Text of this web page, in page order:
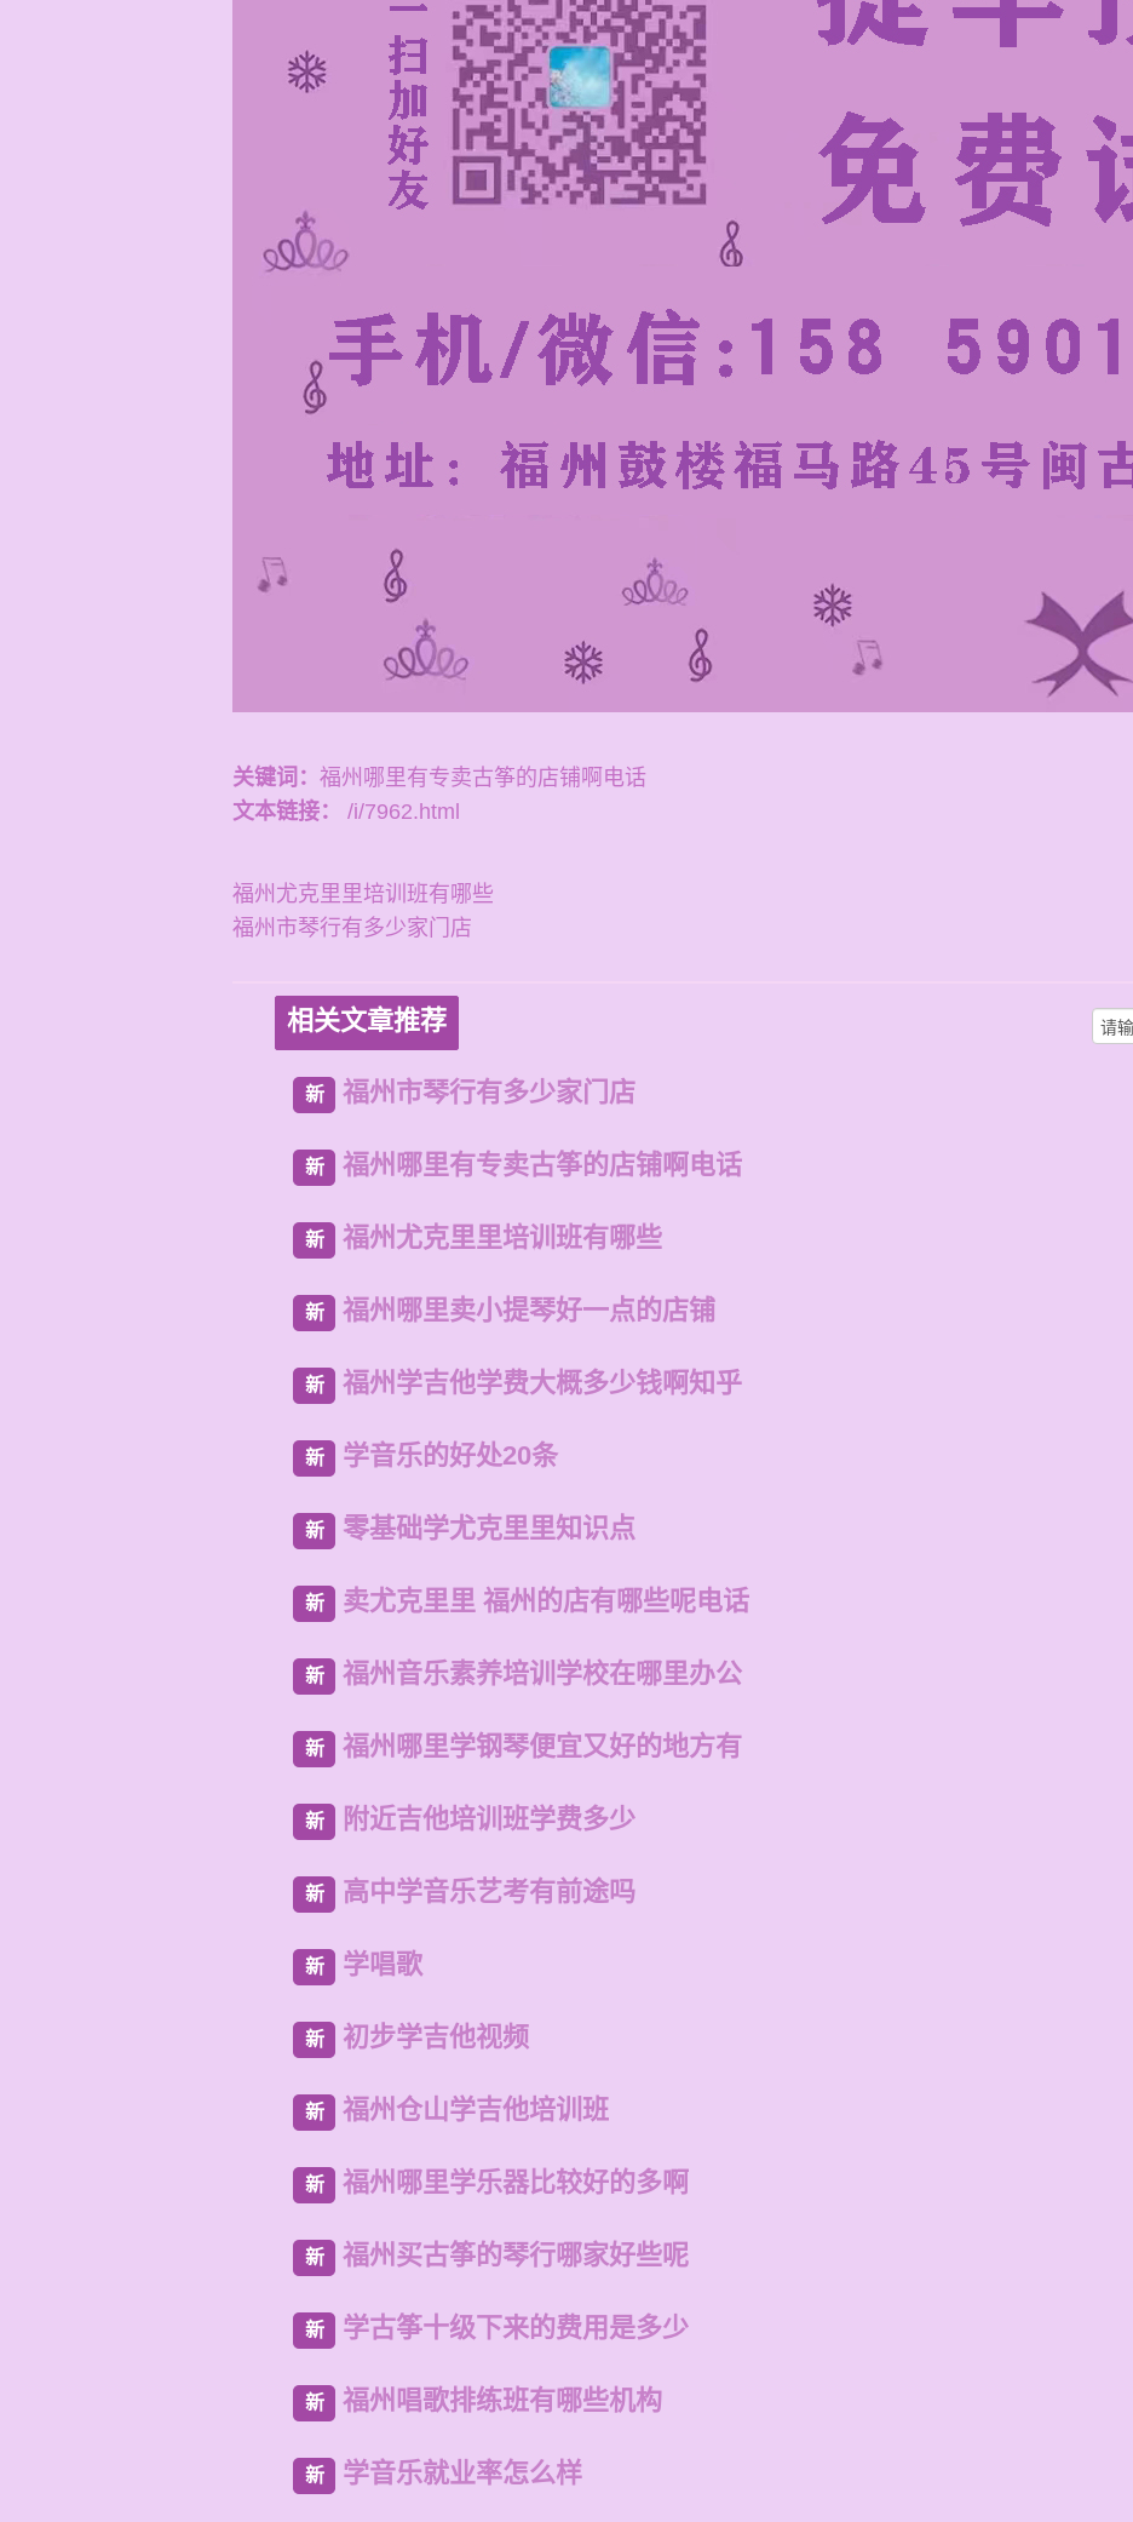
关键词： 福州哪里有专卖古筝的店铺啊电话
文本链接：
/i/7962.html
福州尤克里里培训班有哪些
福州市琴行有多少家门店
相关文章推荐
新 福州市琴行有多少家门店
新 福州哪里有专卖古筝的店铺啊电话
新 福州尤克里里培训班有哪些
新 福州哪里卖小提琴好一点的店铺
新 福州学吉他学费大概多少钱啊知乎
新 学音乐的好处20条
新 零基础学尤克里里知识点
新 卖尤克里里 福州的店有哪些呢电话
新 福州音乐素养培训学校在哪里办公
新 福州哪里学钢琴便宜又好的地方有
新 附近吉他培训班学费多少
新 高中学音乐艺考有前途吗
新 学唱歌
新 初步学吉他视频
新 福州仓山学吉他培训班
新 福州哪里学乐器比较好的多啊
新 福州买古筝的琴行哪家好些呢
新 学古筝十级下来的费用是多少
新 福州唱歌排练班有哪些机构
新 学音乐就业率怎么样